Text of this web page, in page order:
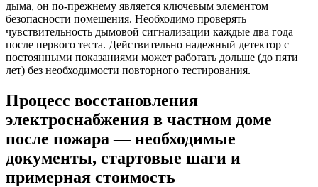
дыма, он по-прежнему является ключевым элементом
безопасности помещения. Необходимо проверять
чувствительность дымовой сигнализации каждые два года
после первого теста. Действительно надежный детектор с
постоянными показаниями может работать дольше (до пяти
лет) без необходимости повторного тестирования.
Процесс восстановления
электроснабжения в частном доме
после пожара — необходимые
документы, стартовые шаги и
примерная стоимость